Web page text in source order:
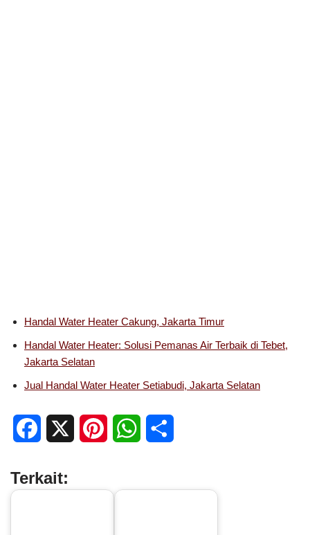
Handal Water Heater Cakung, Jakarta Timur
Handal Water Heater: Solusi Pemanas Air Terbaik di Tebet,
Jakarta Selatan
Jual Handal Water Heater Setiabudi, Jakarta Selatan
c
Terkait: